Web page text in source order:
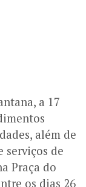
a 17
além de
serviços de
Praça do
os dias 26